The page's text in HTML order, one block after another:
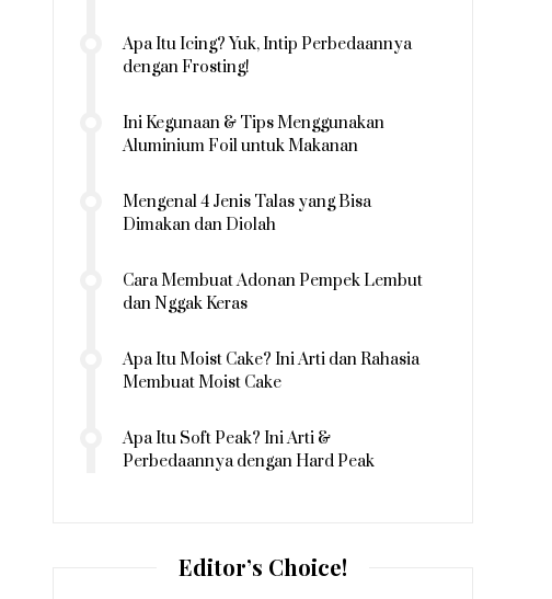
Apa Itu Icing? Yuk, Intip Perbedaannya
dengan Frosting!
Ini Kegunaan & Tips Menggunakan
Aluminium Foil untuk Makanan
Mengenal 4 Jenis Talas yang Bisa
Dimakan dan Diolah
Cara Membuat Adonan Pempek Lembut
dan Nggak Keras
Apa Itu Moist Cake? Ini Arti dan Rahasia
Membuat Moist Cake
Apa Itu Soft Peak? Ini Arti &
Perbedaannya dengan Hard Peak
Editor’s Choice!